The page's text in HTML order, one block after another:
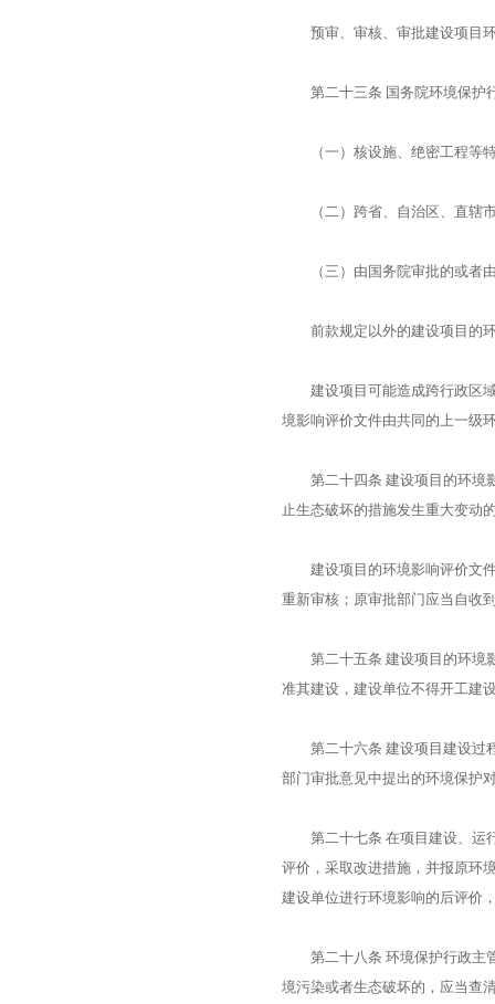
预审、审核、审批建设项目环
第二十三条 国务院环境保护
（一）核设施、绝密工程等
（二）跨省、自治区、直辖
（三）由国务院审批的或者由
前款规定以外的建设项目的环
建设项目可能造成跨行政区域
境影响评价文件由共同的上一级
第二十四条 建设项目的环境影
止生态破坏的措施发生重大变动
建设项目的环境影响评价文件
重新审核；原审批部门应当自收
第二十五条 建设项目的环境影
准其建设，建设单位不得开工建
第二十六条 建设项目建设过程
部门审批意见中提出的环境保护
第二十七条 在项目建设、运行
评价，采取改进措施，并报原环
建设单位进行环境影响的后评价
第二十八条 环境保护行政主管
境污染或者生态破坏的，应当查